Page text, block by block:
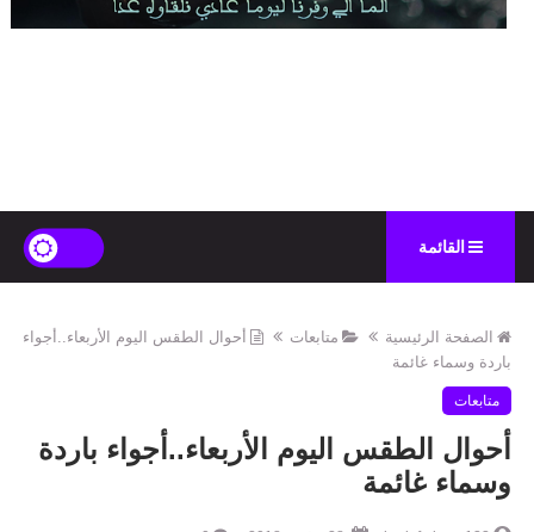
القائمة
الصفحة الرئيسية متابعات
أحوال الطقس اليوم الأربعاء..أجواء
باردة وسماء غائمة
متابعات
أحوال الطقس اليوم الأربعاء..أجواء باردة
وسماء غائمة